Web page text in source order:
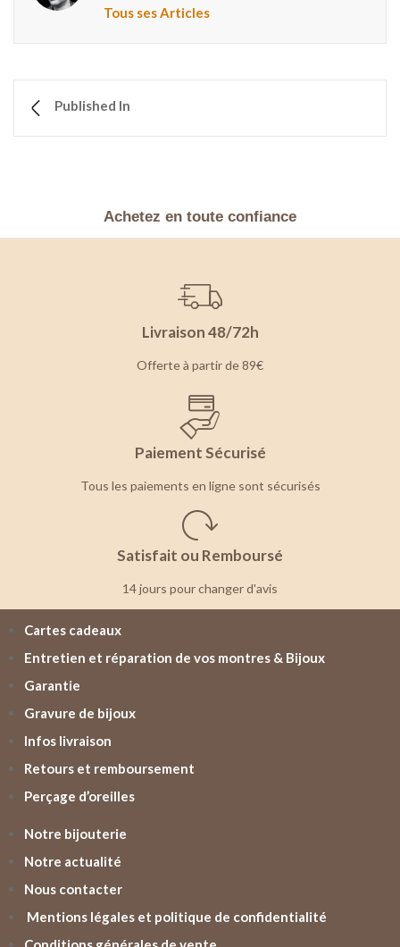
Tous ses Articles
Published In
Achetez en toute confiance
Livraison 48/72h
Offerte à partir de 89€
Paiement Sécurisé
Tous les paiements en ligne sont sécurisés
Satisfait ou Remboursé
14 jours pour changer d'avis
Cartes cadeaux
Entretien et réparation de vos montres & Bijoux
Garantie
Gravure de bijoux
Infos livraison
Retours et remboursement
Perçage d’oreilles
Notre bijouterie
Notre actualité
Nous contacter
Mentions légales et politique de confidentialité